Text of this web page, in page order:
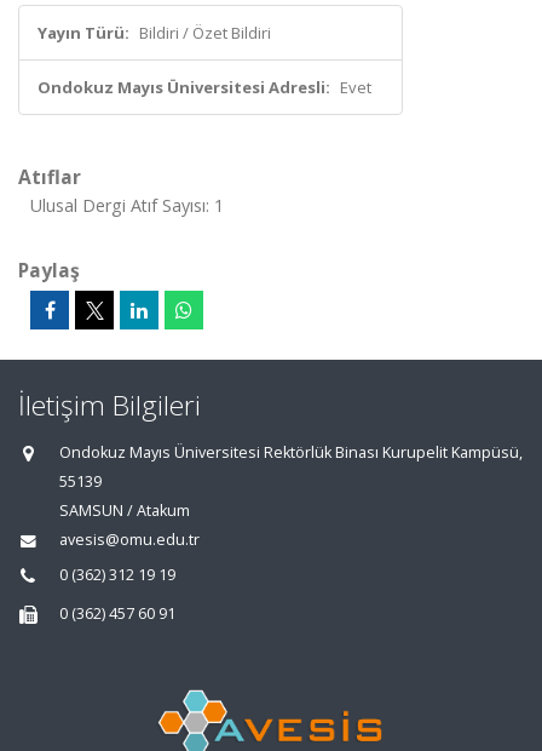
Yayın Türü: Bildiri / Özet Bildiri
Ondokuz Mayıs Üniversitesi Adresli: Evet
Atıflar
Ulusal Dergi Atıf Sayısı: 1
Paylaş
İletişim Bilgileri
Ondokuz Mayıs Üniversitesi Rektörlük Binası Kurupelit Kampüsü,
55139
SAMSUN / Atakum
avesis@omu.edu.tr
0 (362) 312 19 19
0 (362) 457 60 91